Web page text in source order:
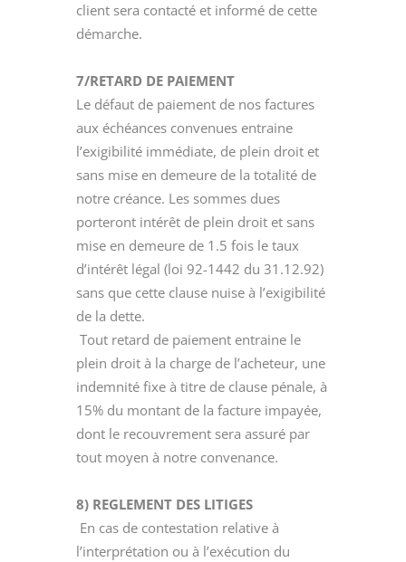
client sera contacté et informé de cette
démarche.
7/RETARD DE PAIEMENT
Le défaut de paiement de nos factures
aux échéances convenues entraine
l’exigibilité immédiate, de plein droit et
sans mise en demeure de la totalité de
notre créance. Les sommes dues
porteront intérêt de plein droit et sans
mise en demeure de 1.5 fois le taux
d’intérêt légal (loi 92-1442 du 31.12.92)
sans que cette clause nuise à l’exigibilité
de la dette.
Tout retard de paiement entraine le
plein droit à la charge de l’acheteur, une
indemnité fixe à titre de clause pénale, à
15% du montant de la facture impayée,
dont le recouvrement sera assuré par
tout moyen à notre convenance.
8) REGLEMENT DES LITIGES
En cas de contestation relative à
l’interprétation ou à l’exécution du